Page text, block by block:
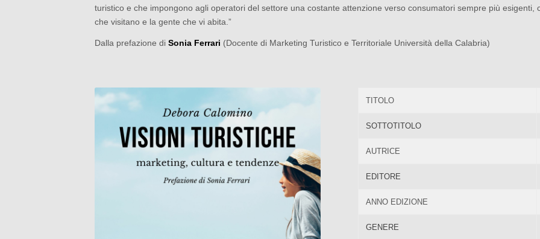
turistico e che impongono agli operatori del settore una costante attenzione verso consumatori sempre più esigenti,
che visitano e la gente che vi abita.”
Dalla prefazione di Sonia Ferrari (Docente di Marketing Turistico e Territoriale Università della Calabria)
TITOLO
SOTTOTITOLO
AUTRICE
EDITORE
ANNO EDIZIONE
GENERE